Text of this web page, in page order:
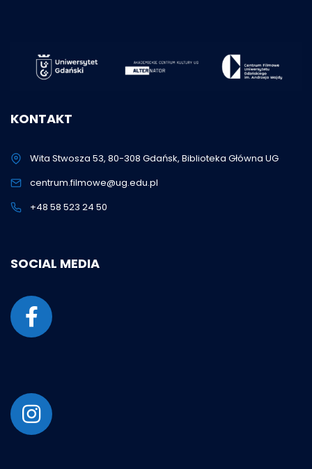
KONTAKT
Wita Stwosza 53, 80-308 Gdańsk, Biblioteka Główna UG
centrum.filmowe@ug.edu.pl
+48 58 523 24 50
SOCIAL MEDIA